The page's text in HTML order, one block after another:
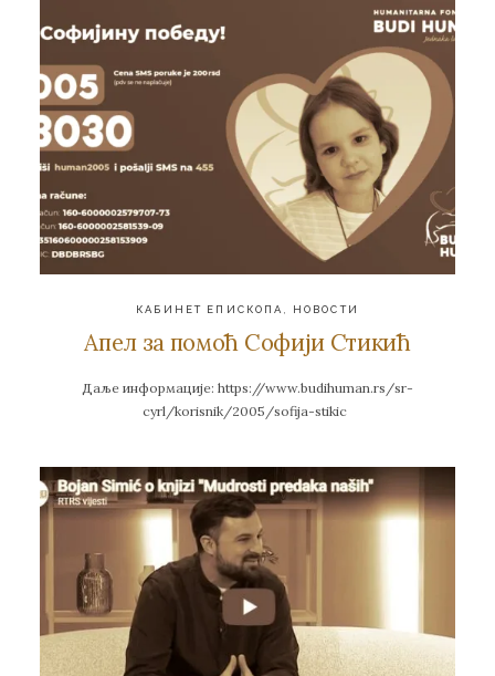
КАБИНЕТ ЕПИСКОПА НОВОСТИ
Апел за помоћ Софији Стикић
Даље информације: https://www.budihuman.rs/sr-
cyrl/korisnik/2005/sofija-stikic